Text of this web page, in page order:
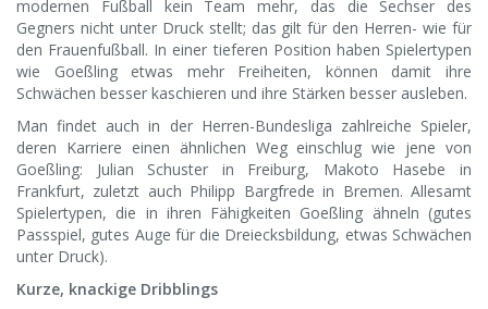
modernen Fußball kein Team mehr, das die Sechser des
Gegners nicht unter Druck stellt; das gilt für den Herren- wie für
den Frauenfußball. In einer tieferen Position haben Spielertypen
wie Goeßling etwas mehr Freiheiten, können damit ihre
Schwächen besser kaschieren und ihre Stärken besser ausleben.
Man findet auch in der Herren-Bundesliga zahlreiche Spieler,
deren Karriere einen ähnlichen Weg einschlug wie jene von
Goeßling: Julian Schuster in Freiburg, Makoto Hasebe in
Frankfurt, zuletzt auch Philipp Bargfrede in Bremen. Allesamt
Spielertypen, die in ihren Fähigkeiten Goeßling ähneln (gutes
Passspiel, gutes Auge für die Dreiecksbildung, etwas Schwächen
unter Druck).
Kurze, knackige Dribblings